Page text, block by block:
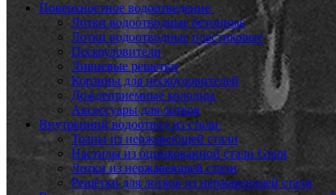
Поверхностное водоотведение
Лотки водоотводные бетонные
Лотки водоотводные пластиковые
Пескоуловители
Ливневые решетки
Корзины для пескоуловителей
Дождеприемные колодцы
Аксессуары для лотков
Внутренний водоотвод из стали
Трапы из нержавеющей стали
Настилы из оцинкованной стали Grent
Лотки из нержавеющей стали
Решётки для лотков из нержавеющей стали